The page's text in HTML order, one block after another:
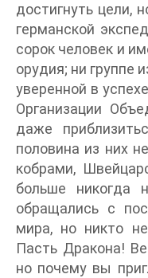
достигнуть цели,
германской
сорок человек и
орудия; ни группе
уверенной в
Организации
даже
половина из них
кобрами,
больше никогда
обращались с
мира, но никто
Пасть Дракона!
но почему вы